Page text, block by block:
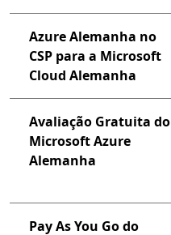
Azure Alemanha no
CSP para a Microsoft
Cloud Alemanha
Avaliação Gratuita do
Microsoft Azure
Alemanha
Pay As You Go do